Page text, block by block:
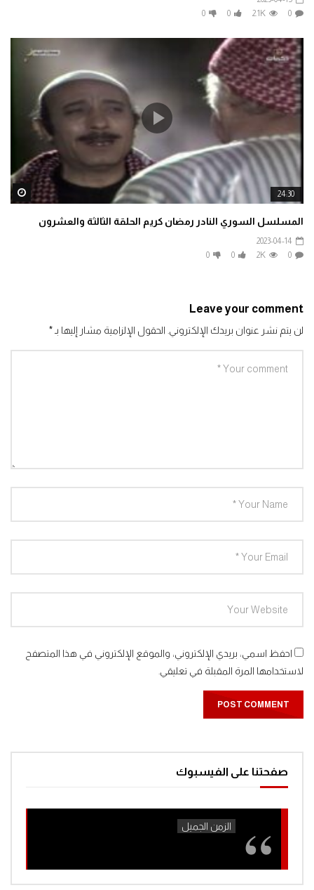
0
2.1K
0
0
24:30
المسلسل السوري النادر رمضان كريم الحلقة الثالثة والعشرون
2023-04-14
0
2K
0
0
Leave your comment
لن يتم نشر عنوان بريدك الإلكتروني. الحقول الإلزامية مشار إليها بـ *
احفظ اسمي، بريدي الإلكتروني، والموقع الإلكتروني في هذا المتصفح
لاستخدامها المرة المقبلة في تعليقي.
صفحتنا على الفيسبوك